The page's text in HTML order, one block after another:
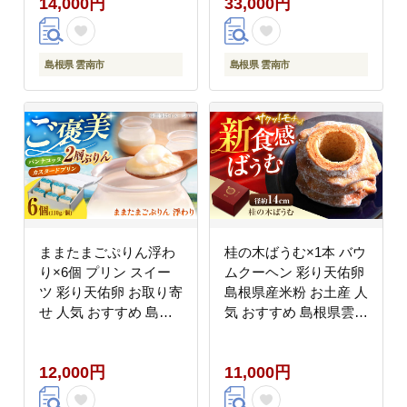
島根県 雲南市 島根県 雲南市
ままたまごぷりん浮わ
り×6個 プリン スイー
ツ 彩り天佑卵 お取り寄
せ 人気 おすすめ 島根
前綿屋ままたまご）
[AIAW001]
12,000円
桂の木ばうむ×1本 バウ
ムクーヘン 彩り天佑卵
島根県産米粉 お土産 人
気 おすすめ 島根県雲南
ままたまご）
[AIAW002]
11,000円